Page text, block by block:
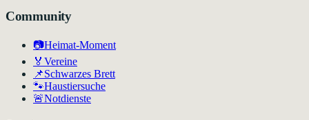
Community
📷Heimat-Moment
🏅 Vereine
📌Schwarzes Brett
🐾Haustiersuche
🚨Notdienste